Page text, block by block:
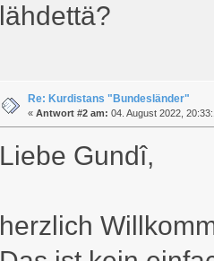
lähdettä?
Re: Kurdistans "Bundesländer"
« Antwort #2 am: 04. August 2022,
Liebe Gundî,
herzlich